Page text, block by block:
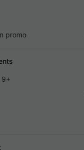
promo
9+